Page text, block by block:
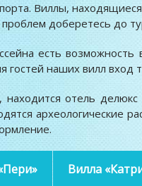
Виллы,
доберетесь до
есть возможность
гостей наших вилл вход
находится отель
археологические
Вилла